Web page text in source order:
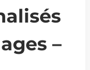
–